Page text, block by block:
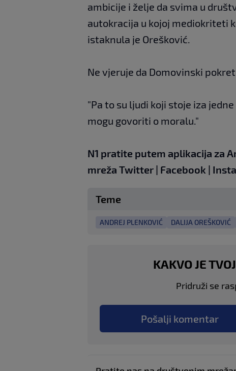
ambicije i želje da svima u
autokracija u kojoj mediokriteti
istaknula je Orešković.
Ne vjeruje da Domovinski
"Pa to su ljudi koji stoje iza
mogu govoriti o moralu."
N1 pratite putem aplikacija za
mreža Twitter | Facebook |
Teme
ANDREJ PLENKOVIĆ DALIJA OREŠKOVIĆ
KAKVO JE
Pridruži se
Pošalji komentar